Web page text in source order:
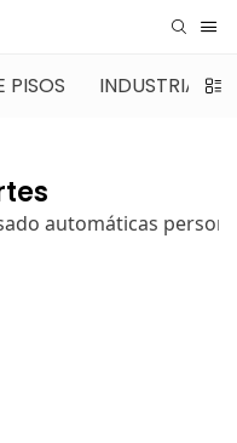
PISOS INDUSTRIA DE
automáticas